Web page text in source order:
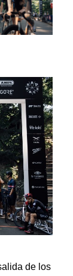
de los